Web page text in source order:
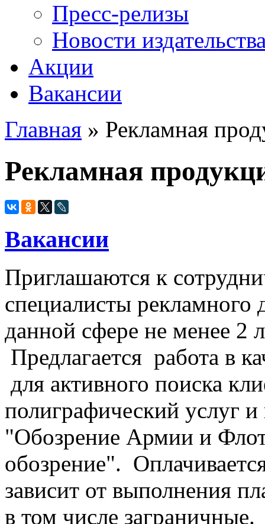
Пресс-релизы
Новости
Акции
Вакансии
Вы здесь
Главная » Рекламная
Рекламная
Вакансии
Приглашаются к
специалисты
данной сфере не менее 2
Предлагается работа в
для активного поиска
полиграфический услуг
"Обозрение Армии и
обозрение".
зависит от выполнения
в том числе заграничные.